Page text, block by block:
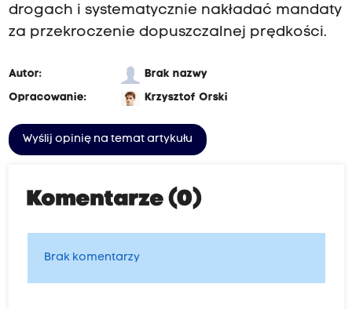
drogach i systematycznie nakładać mandaty
za przekroczenie dopuszczalnej prędkości.
Autor:
Brak nazwy
Opracowanie:
Krzysztof Orski
Wyślij opinię na temat artykułu
Komentarze (0)
Brak komentarzy